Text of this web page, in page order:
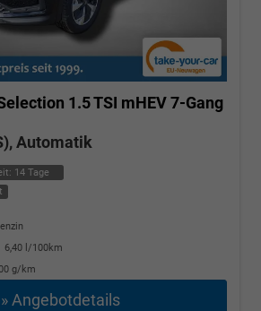
1.5 TSI mHEV 7-Gang
Automatik
14 Tage
6,40 l/100km
g/km
» Angebotdetails